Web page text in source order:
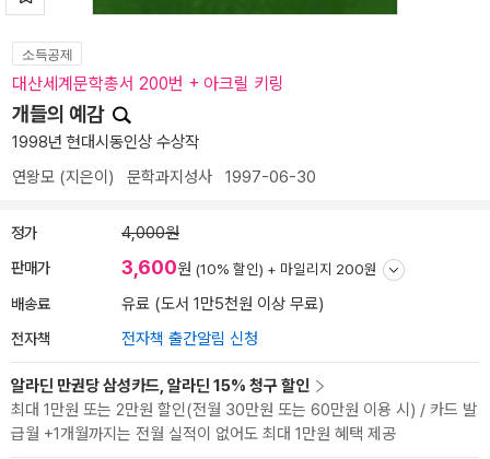
소득공제
대산세계문학총서 200번 + 아크릴 키링
개들의 예감
1998년 현대시동인상 수상작
연왕모 (지은이) 문학과지성사 1997-06-30
정가 4,000원
판매가 3,600원 (10% 할인) + 마일리지 200원
배송료 유료 (도서 1만5천원 이상 무료)
전자책 전자책 출간알림 신청
알라딘 만권당 삼성카드, 알라딘 15% 청구 할인
최대 1만원 또는 2만원 할인(전월 30만원 또는 60만원 이용 시) / 카드 발
급월 +1개월까지는 전월 실적이 없어도 최대 1만원 혜택 제공